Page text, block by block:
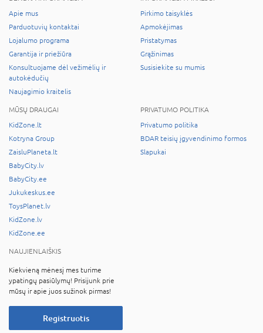
Apie mus
Parduotuvių kontaktai
Lojalumo programa
Garantija ir priežiūra
Konsultuojame dėl vežimėlių ir
autokėdučių
Naujagimio kraitelis
Pirkimo taisyklės
Apmokėjimas
Pristatymas
Grąžinimas
Susisiekite su mumis
MŪSŲ DRAUGAI
KidZone.lt
Kotryna Group
ZaisluPlaneta.lt
BabyCity.lv
BabyCity.ee
Jukukeskus.ee
ToysPlanet.lv
KidZone.lv
KidZone.ee
PRIVATUMO POLITIKA
Privatumo politika
BDAR teisių įgyvendinimo formos
Slapukai
NAUJIENLAIŠKIS
Kiekvieną mėnesį mes turime
ypatingų pasiūlymų! Prisijunk prie
mūsų ir apie juos sužinok pirmas!
Registruotis